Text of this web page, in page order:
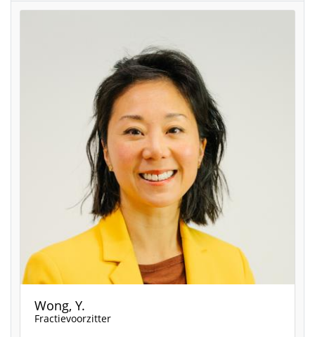
Wong, Y.
Fractievoorzitter